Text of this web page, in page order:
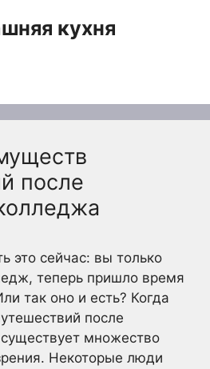
кухня
после
это сейчас: вы только
теперь пришло время
так оно и есть? Когда
после
множество
Некоторые люди